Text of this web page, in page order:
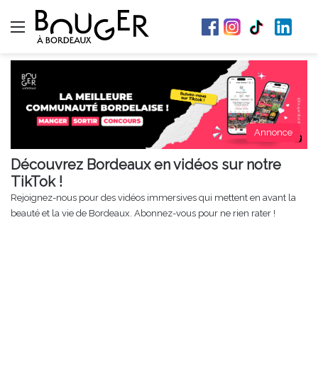
Menu
Annonce
Découvrez Bordeaux en vidéos sur notre
TikTok !
Rejoignez-nous pour des vidéos immersives qui mettent en avant la
beauté et la vie de Bordeaux. Abonnez-vous pour ne rien rater !